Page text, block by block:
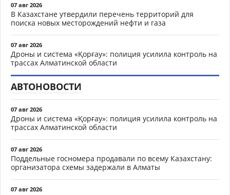
07 авг 2026
В Казахстане утвердили перечень территорий для
поиска новых месторождений нефти и газа
07 авг 2026
Дроны и система «Қорғау»: полиция усилила контроль на
трассах Алматинской области
АВТОНОВОСТИ
07 авг 2026
Дроны и система «Қорғау»: полиция усилила контроль на
трассах Алматинской области
07 авг 2026
Поддельные госномера продавали по всему Казахстану:
организатора схемы задержали в Алматы
07 авг 2026